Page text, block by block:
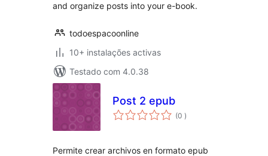
and organize posts into your e-book.
todoespacoonline
10+ instalações activas
Testado com 4.0.38
Post 2 epub
(0 classificações
)
Permite crear archivos en formato epub